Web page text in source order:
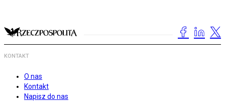
KONTAKT
O nas
Kontakt
Napisz do nas